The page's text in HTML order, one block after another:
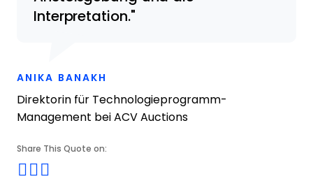
Interpretation.
Share This Quote on:
Share on Twitter
Share on LinkedIn
ANIKA BANAKH
Direktorin für Technologieprogramm-
Management bei ACV Auctions